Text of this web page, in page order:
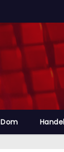
Dom Handel